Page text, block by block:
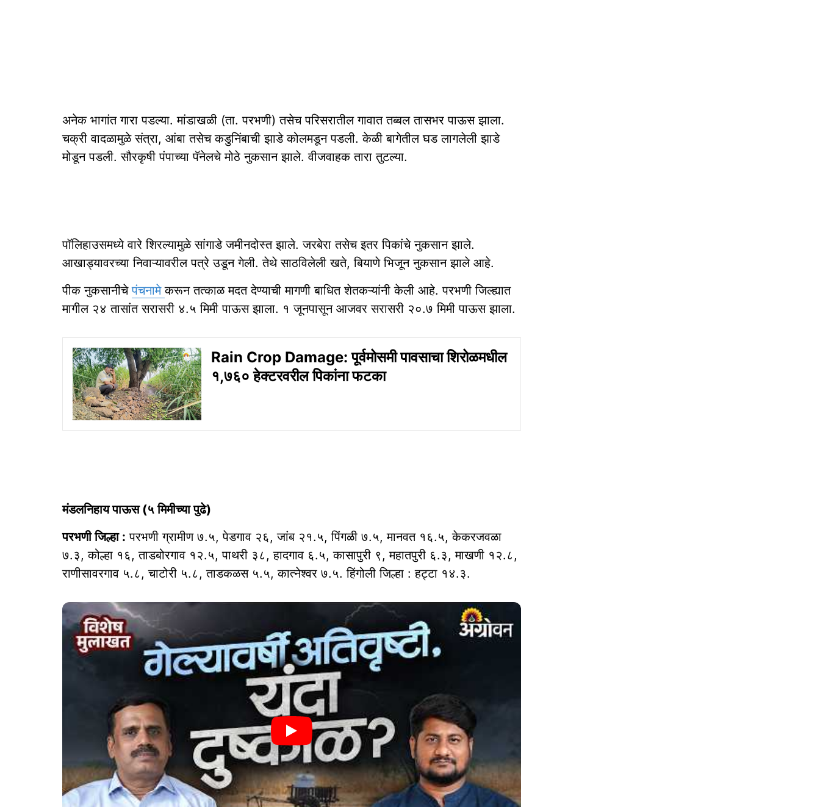
अनेक भागांत गारा पडल्या. मांडाखळी (ता. परभणी) तसेच परिसरातील गावात तब्बल तासभर पाऊस झाला.
चक्री वादळामुळे संत्रा, आंबा तसेच कडुनिंबाची झाडे कोलमडून पडली. केळी बागेतील घड लागलेली झाडे
मोडून पडली. सौरकृषी पंपाच्या पॅनेलचे मोठे नुकसान झाले. वीजवाहक तारा तुटल्या.
पॉलिहाउसमध्ये वारे शिरल्यामुळे सांगाडे जमीनदोस्त झाले. जरबेरा तसेच इतर पिकांचे नुकसान झाले.
आखाड्यावरच्या निवाऱ्यावरील पत्रे उडून गेली. तेथे साठविलेली खते, बियाणे भिजून नुकसान झाले आहे.
पीक नुकसानीचेपंचनामेकरून तत्काळ मदत देण्याची मागणी बाधित शेतकऱ्यांनी केली आहे. परभणी जिल्ह्यात
मागील २४ तासांत सरासरी ४.५ मिमी पाऊस झाला. १ जूनपासून आजवर सरासरी २०.७ मिमी पाऊस झाला.
Rain Crop Damage: पूर्वमोसमी पावसाचा शिरोळमधील
१,७६० हेक्टरवरील पिकांना फटका
मंडलनिहाय पाऊस (५ मिमीच्या पुढे)
परभणी जिल्हा : परभणी ग्रामीण ७.५, पेडगाव २६, जांब २१.५, पिंगळी ७.५, मानवत १६.५, केकरजवळा
७.३, कोल्हा १६, ताडबोरगाव १२.५, पाथरी ३८, हादगाव ६.५, कासापुरी ९, महातपुरी ६.३, माखणी १२.८,
राणीसावरगाव ५.८, चाटोरी ५.८, ताडकळस ५.५, कात्नेश्वर ७.५. हिंगोली जिल्हा : हट्टा १४.३.